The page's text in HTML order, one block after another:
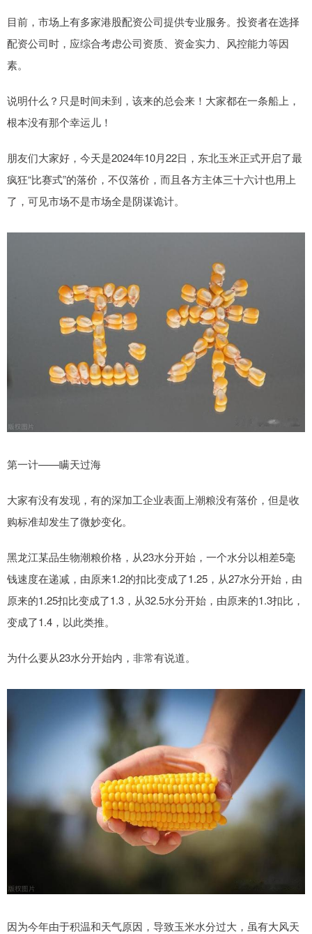
目前，市场上有多家港股配资公司提供专业服务。投资者在选择
配资公司时，应综合考虑公司资质、资金实力、风控能力等因
素。
说明什么？只是时间未到，该来的总会来！大家都在一条船上，
根本没有那个幸运儿！
朋友们大家好，今天是2024年10月22日，东北玉米正式开启了最
疯狂“比赛式”的落价，不仅落价，而且各方主体三十六计也用上
了，可见市场不是市场全是阴谋诡计。
第一计——瞒天过海
大家有没有发现，有的深加工企业表面上潮粮没有落价，但是收
购标准却发生了微妙变化。
黑龙江某品生物潮粮价格，从23水分开始，一个水分以相差5毫
钱速度在递减，由原来1.2的扣比变成了1.25，从27水分开始，由
原来的1.25扣比变成了1.3，从32.5水分开始，由原来的1.3扣比，
变成了1.4，以此类推。
为什么要从23水分开始内，非常有说道。
因为今年由于积温和天气原因，导致玉米水分过大，虽有大风天